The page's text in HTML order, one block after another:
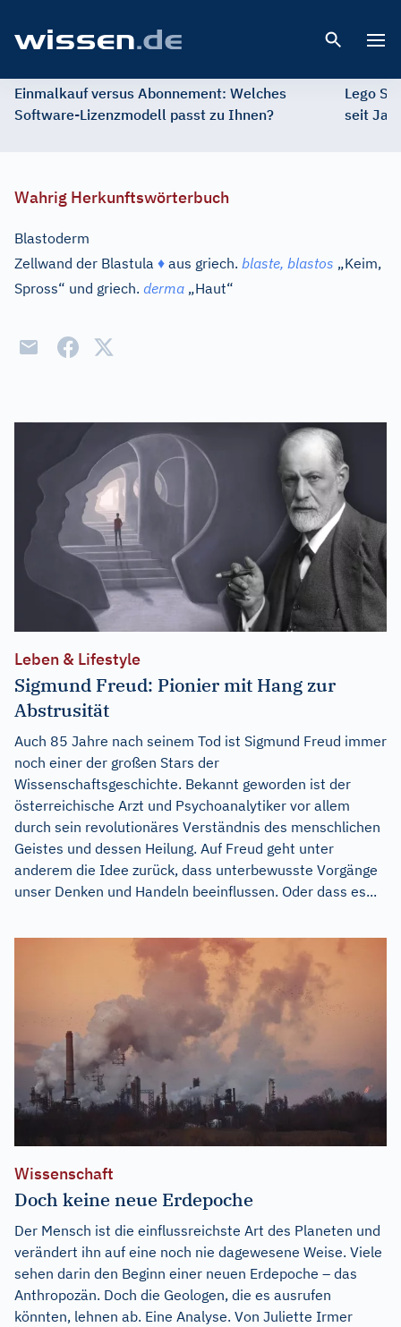
Einmalkauf versus Abonnement: Welches
Software-Lizenzmodell passt zu Ihnen?
Lego
seit
Wahrig Herkunftswörterbuch
Blastoderm
Zellwand der Blastula ♦ aus griech. blaste, blastos „Keim,
Spross“ und griech. derma „Haut“
Leben & Lifestyle
Sigmund Freud: Pionier mit Hang zur
Abstrusität
Auch 85 Jahre nach seinem Tod ist Sigmund Freud immer
noch einer der großen Stars der
Wissenschaftsgeschichte. Bekannt geworden ist der
österreichische Arzt und Psychoanalytiker vor allem
durch sein revolutionäres Verständnis des menschlichen
Geistes und dessen Heilung. Auf Freud geht unter
anderem die Idee zurück, dass unterbewusste Vorgänge
unser Denken und Handeln beeinflussen. Oder dass es...
Wissenschaft
Doch keine neue Erdepoche
Der Mensch ist die einflussreichste Art des Planeten und
verändert ihn auf eine noch nie dagewesene Weise. Viele
sehen darin den Beginn einer neuen Erdepoche – das
Anthropozän. Doch die Geologen, die es ausrufen
könnten, lehnen ab. Eine Analyse. Von Juliette Irmer